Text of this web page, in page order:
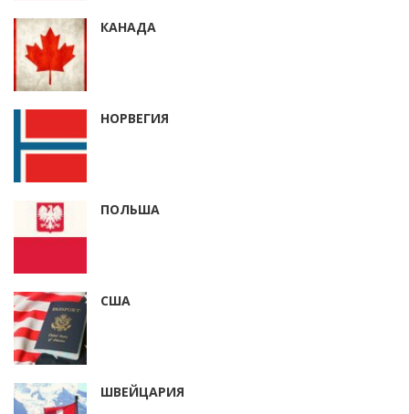
КАНАДА
НОРВЕГИЯ
ПОЛЬША
США
ШВЕЙЦАРИЯ